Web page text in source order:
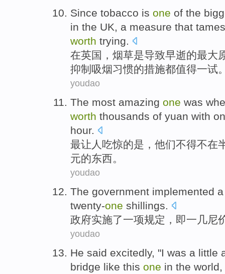
Since tobacco is one of the
in the UK, a measure that
worth trying.
在英国 ， 烟草是导致早逝的最大
抑制吸烟习惯的措施都值得一试
youdao
The most amazing one was
worth thousands of yuan with
hour.
最让人 吃惊的是 ， 他们不得不在
元的东西。
youdao
The government implemented a
twenty-one shillings.
政府实施了一项规定 ，即一几尼
youdao
He said excitedly, "I was a little
bridge like this one in the